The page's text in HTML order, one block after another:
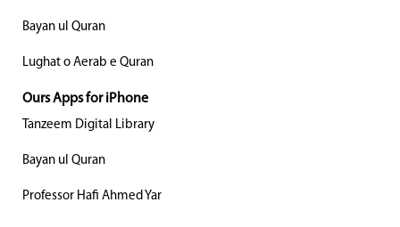
Bayan ul Quran
Lughat o Aerab e Quran
Ours Apps for iPhone
Tanzeem Digital Library
Bayan ul Quran
Professor Hafi Ahmed Yar